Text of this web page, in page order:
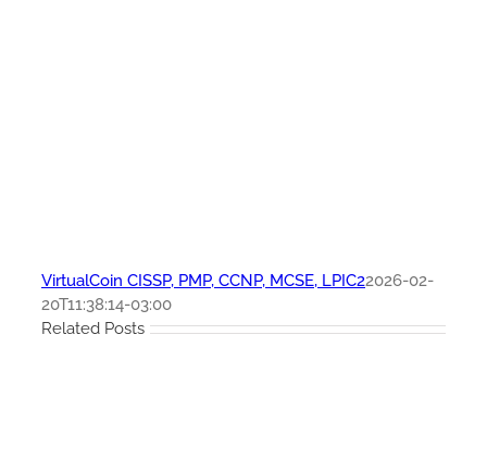
VirtualCoin CISSP, PMP, CCNP, MCSE, LPIC22026-02-
20T11:38:14-03:00
Related Posts